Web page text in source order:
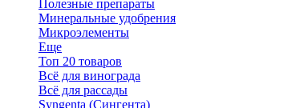
Полезные препараты
Минеральные удобрения
Микроэлементы
Еще
Топ 20 товаров
Всё для винограда
Всё для рассады
Syngenta (Сингента)